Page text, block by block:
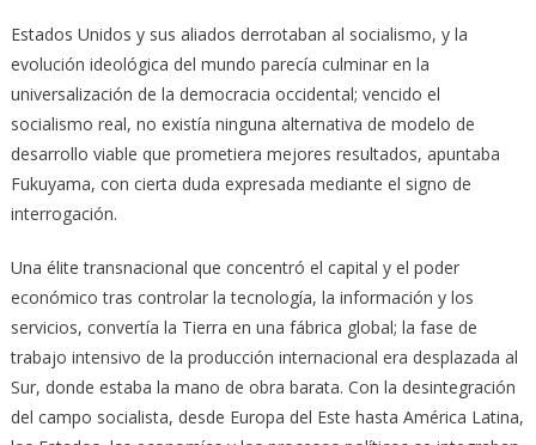
Estados Unidos y sus aliados derrotaban al socialismo, y la
evolución ideológica del mundo parecía culminar en la
universalización de la democracia occidental; vencido el
socialismo real, no existía ninguna alternativa de modelo de
desarrollo viable que prometiera mejores resultados, apuntaba
Fukuyama, con cierta duda expresada mediante el signo de
interrogación.
Una élite transnacional que concentró el capital y el poder
económico tras controlar la tecnología, la información y los
servicios, convertía la Tierra en una fábrica global; la fase de
trabajo intensivo de la producción internacional era desplazada al
Sur, donde estaba la mano de obra barata. Con la desintegración
del campo socialista, desde Europa del Este hasta América Latina,